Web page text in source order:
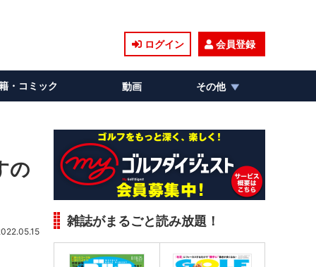
ログイン 会員登録
・コミック 動画 その他
の
雑誌がまるごと読み放題！